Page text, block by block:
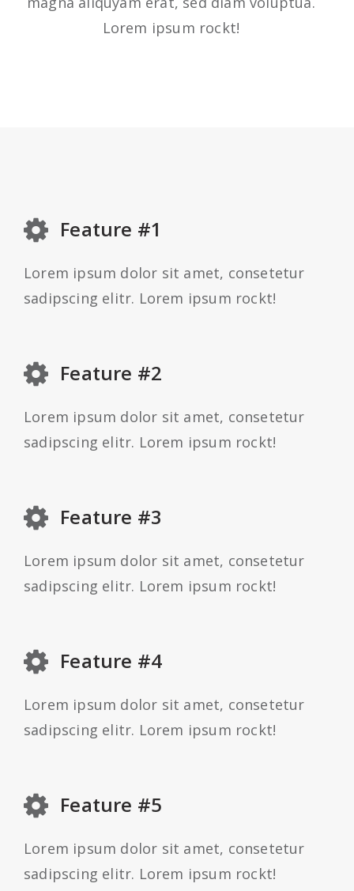
Lorem ipsum rockt!
Feature #1
Lorem ipsum dolor sit amet, consetetur
sadipscing elitr. Lorem ipsum rockt!
Feature #2
Lorem ipsum dolor sit amet, consetetur
sadipscing elitr. Lorem ipsum rockt!
Feature #3
Lorem ipsum dolor sit amet, consetetur
sadipscing elitr. Lorem ipsum rockt!
Feature #4
Lorem ipsum dolor sit amet, consetetur
sadipscing elitr. Lorem ipsum rockt!
Feature #5
Lorem ipsum dolor sit amet, consetetur
sadipscing elitr. Lorem ipsum rockt!